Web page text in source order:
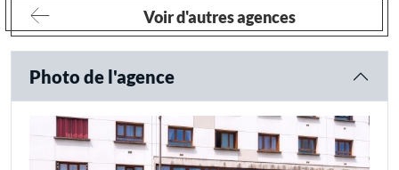
Voir d'autres agences
Photo de l'agence